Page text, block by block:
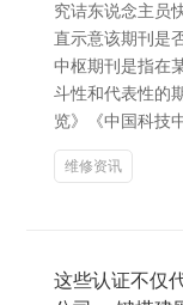
究诘东说念主员
直示意该期刊是
中枢期刊是指在
斗性和代表性的
览》《中国科技
维修资讯
这些认证不仅